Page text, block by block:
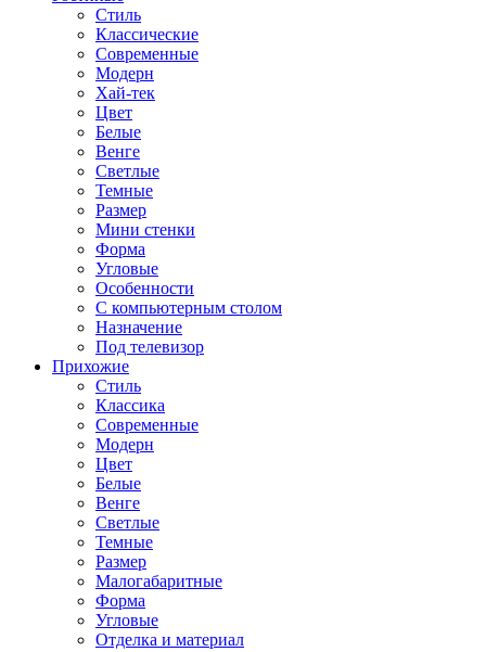
Стиль
Классические
Современные
Модерн
Хай-тек
Цвет
Белые
Венге
Светлые
Темные
Размер
Мини стенки
Форма
Угловые
Особенности
С компьютерным столом
Назначение
Под телевизор
Прихожие
Стиль
Классика
Современные
Модерн
Цвет
Белые
Венге
Светлые
Темные
Размер
Малогабаритные
Форма
Угловые
Отделка и материал